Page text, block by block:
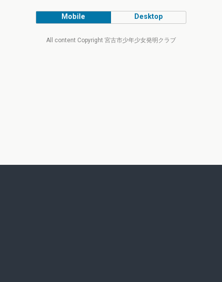
Mobile Desktop
All content Copyright 宮古市少年少女発明クラブ